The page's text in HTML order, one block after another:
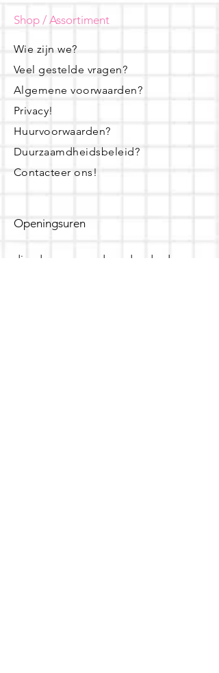
Shop / Assortiment
Wie zijn we?
Veel gestelde vragen?
Algemene voorwaarden?
Privacy!
Huurvoorwaarden?
Duurzaamdheidsbeleid?
Contacteer ons!
Openingsuren
dinsdag - woensdag- donderdag: